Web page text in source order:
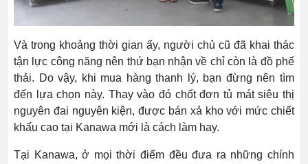
Và trong khoảng thời gian ấy, người chủ cũ đã khai thác
tận lực công năng nên thứ bạn nhận về chỉ còn là đồ phế
thải. Do vậy, khi mua hàng thanh lý, bạn đừng nên tìm
đến lựa chọn này. Thay vào đó chốt đơn tủ mát siêu thị
nguyên đai nguyên kiện, được bán xả kho với mức chiết
khấu cao tại Kanawa mới là cách làm hay.
Tại Kanawa, ở mọi thời điểm đều đưa ra những chính